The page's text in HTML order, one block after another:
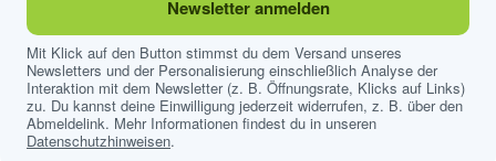
Newsletter anmelden
Mit Klick auf den Button stimmst du dem Versand unseres
Newsletters und der Personalisierung einschließlich Analyse der
Interaktion mit dem Newsletter (z. B. Öffnungsrate, Klicks auf Links)
zu. Du kannst deine Einwilligung jederzeit widerrufen, z. B. über den
Abmeldelink. Mehr Informationen findest du in unseren
Datenschutzhinweisen.